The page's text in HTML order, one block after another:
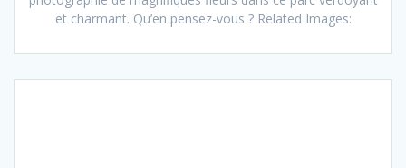
et charmant. Qu’en pensez-vous ? Related Images: